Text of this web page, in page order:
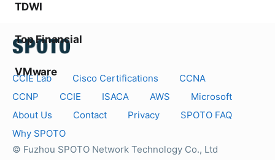
TDWI
Top Financial
VMware
CCIE Lab Cisco Certifications
CCNA
CCNP
CCIE ISACA AWS
Microsoft
About Us
Contact Privacy
SPOTO FAQ
Why SPOTO
© Fuzhou SPOTO Network Technology Co., Ltd